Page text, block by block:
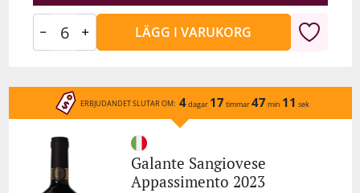
LÄGG I VARUKORG
ERBJUDANDET SLUTAR OM: 4dagar 17 timmar47 min 11 sek
Galante Sangiovese
Appassimento 2023